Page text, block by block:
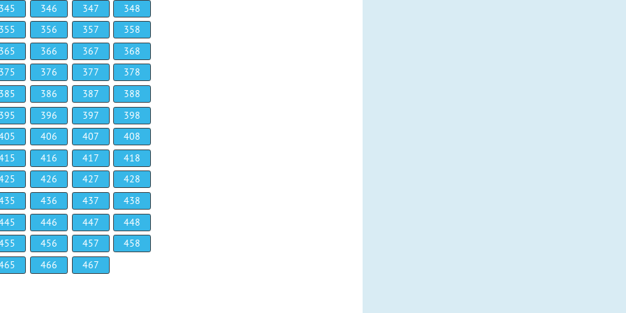
346 347
348
356 357
358
366 367
368
376 377
378
386 387
388
396 397
398
406 407
408
416 417
418
426 427
428
436 437
438
446 447
448
456 457
458
466 467